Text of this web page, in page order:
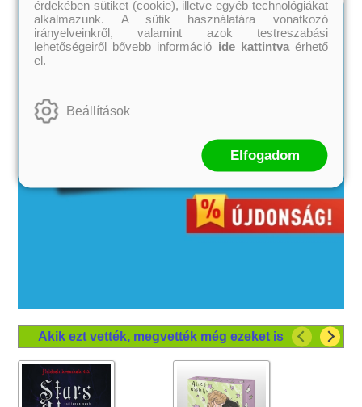
Akik ezt vették, megvették még ezeket is
érdekében sütiket (cookie), illetve egyéb technológiákat
alkalmazunk. A sütik használatára vonatkozó
irányelveinkről, valamint azok testreszabási
lehetőségeiről bővebb információ ide kattintvaérhető
el.
Beállítások
Elfogadom